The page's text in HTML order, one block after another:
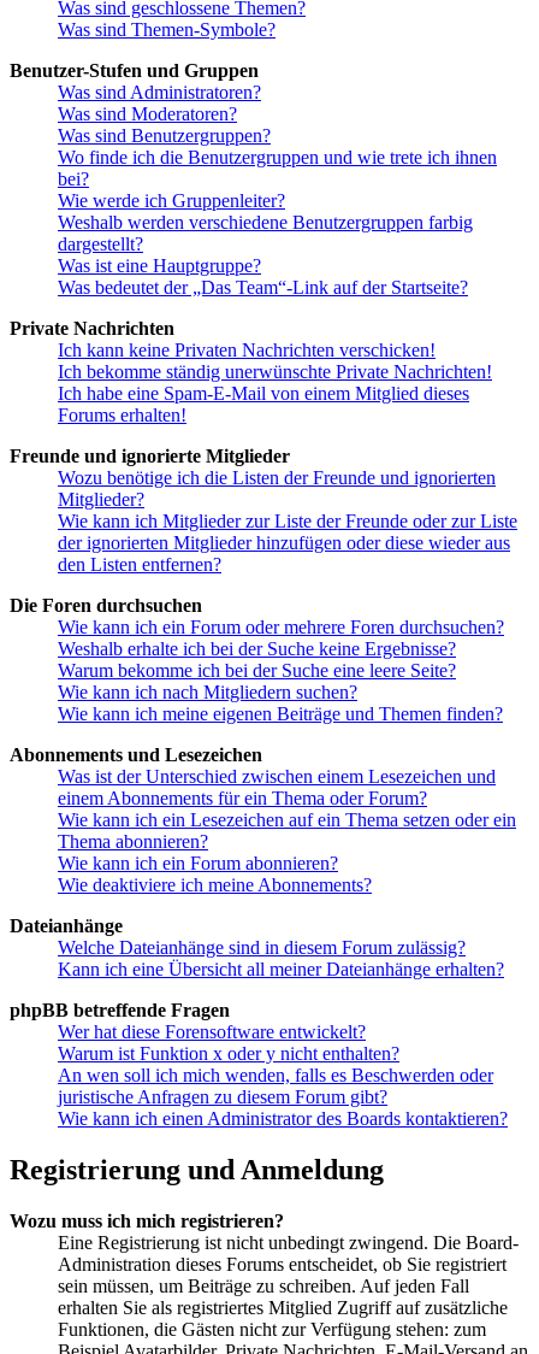
Was sind geschlossene Themen?
Was sind Themen-Symbole?
Benutzer-Stufen und Gruppen
Was sind Administratoren?
Was sind Moderatoren?
Was sind Benutzergruppen?
Wo finde ich die Benutzergruppen und wie trete ich ihnen
bei?
Wie werde ich Gruppenleiter?
Weshalb werden verschiedene Benutzergruppen farbig
dargestellt?
Was ist eine Hauptgruppe?
Was bedeutet der „Das Team“-Link auf der Startseite?
Private Nachrichten
Ich kann keine Privaten Nachrichten verschicken!
Ich bekomme ständig unerwünschte Private Nachrichten!
Ich habe eine Spam-E-Mail von einem Mitglied dieses
Forums erhalten!
Freunde und ignorierte Mitglieder
Wozu benötige ich die Listen der Freunde und ignorierten
Mitglieder?
Wie kann ich Mitglieder zur Liste der Freunde oder zur Liste
der ignorierten Mitglieder hinzufügen oder diese wieder aus
den Listen entfernen?
Die Foren durchsuchen
Wie kann ich ein Forum oder mehrere Foren durchsuchen?
Weshalb erhalte ich bei der Suche keine Ergebnisse?
Warum bekomme ich bei der Suche eine leere Seite?
Wie kann ich nach Mitgliedern suchen?
Wie kann ich meine eigenen Beiträge und Themen finden?
Abonnements und Lesezeichen
Was ist der Unterschied zwischen einem Lesezeichen und
einem Abonnements für ein Thema oder Forum?
Wie kann ich ein Lesezeichen auf ein Thema setzen oder ein
Thema abonnieren?
Wie kann ich ein Forum abonnieren?
Wie deaktiviere ich meine Abonnements?
Dateianhänge
Welche Dateianhänge sind in diesem Forum zulässig?
Kann ich eine Übersicht all meiner Dateianhänge erhalten?
phpBB betreffende Fragen
Wer hat diese Forensoftware entwickelt?
Warum ist Funktion x oder y nicht enthalten?
An wen soll ich mich wenden, falls es Beschwerden oder
juristische Anfragen zu diesem Forum gibt?
Wie kann ich einen Administrator des Boards kontaktieren?
Registrierung und Anmeldung
Wozu muss ich mich registrieren?
Eine Registrierung ist nicht unbedingt zwingend. Die Board-
Administration dieses Forums entscheidet, ob Sie registriert
sein müssen, um Beiträge zu schreiben. Auf jeden Fall
erhalten Sie als registriertes Mitglied Zugriff auf zusätzliche
Funktionen, die Gästen nicht zur Verfügung stehen: zum